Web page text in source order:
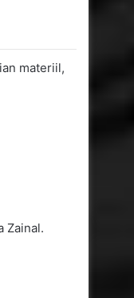
materiil,
Zainal.